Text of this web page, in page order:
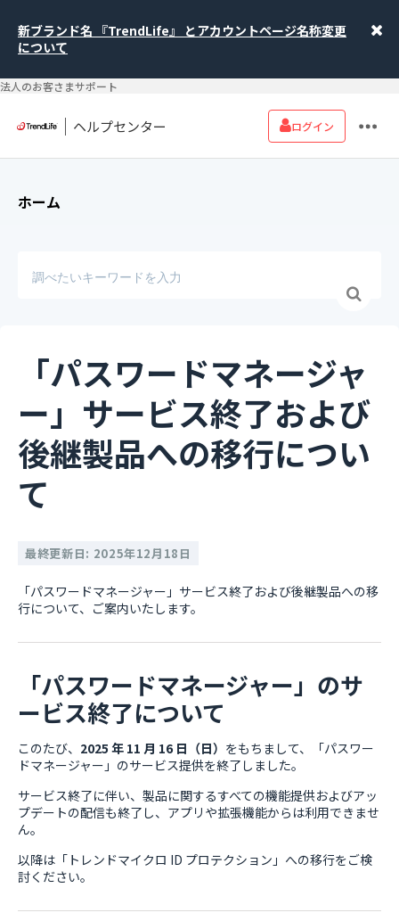
新ブランド名 『TrendLife』 とアカウントページ名称変更
について
法人のお客さまサポート
ヘルプセンター ログイン
ホーム
「パスワードマネージャ
ー」サービス終了および
後継製品への移行につい
て
最終更新日: 2025年12月18日
「パスワードマネージャー」サービス終了および後継製品への移
行について、ご案内いたします。
「パスワードマネージャー」のサ
ービス終了について
このたび、 2025 年 11 月 16 日（日） をもちまして、「パスワー
ドマネージャー」のサービス提供を終了しました。
サービス終了に伴い、製品に関するすべての機能提供およびアッ
プデートの配信も終了し、アプリや拡張機能からは利用できませ
ん。
以降は「トレンドマイクロ ID プロテクション」への移行をご検
討ください。